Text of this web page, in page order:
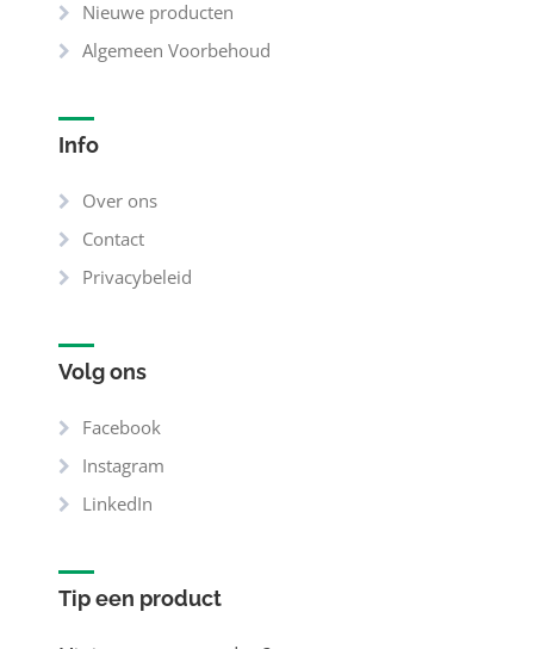
Nieuwe producten
Algemeen Voorbehoud
Info
Over ons
Contact
Privacybeleid
Volg ons
Facebook
Instagram
LinkedIn
Tip een product